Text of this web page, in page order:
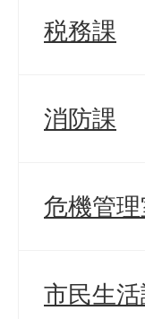
税務課
消防課
危機管
市民生